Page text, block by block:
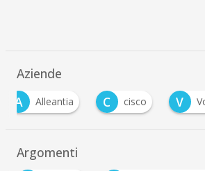
Aziende
A
Alleantia C cisco V
Argomenti